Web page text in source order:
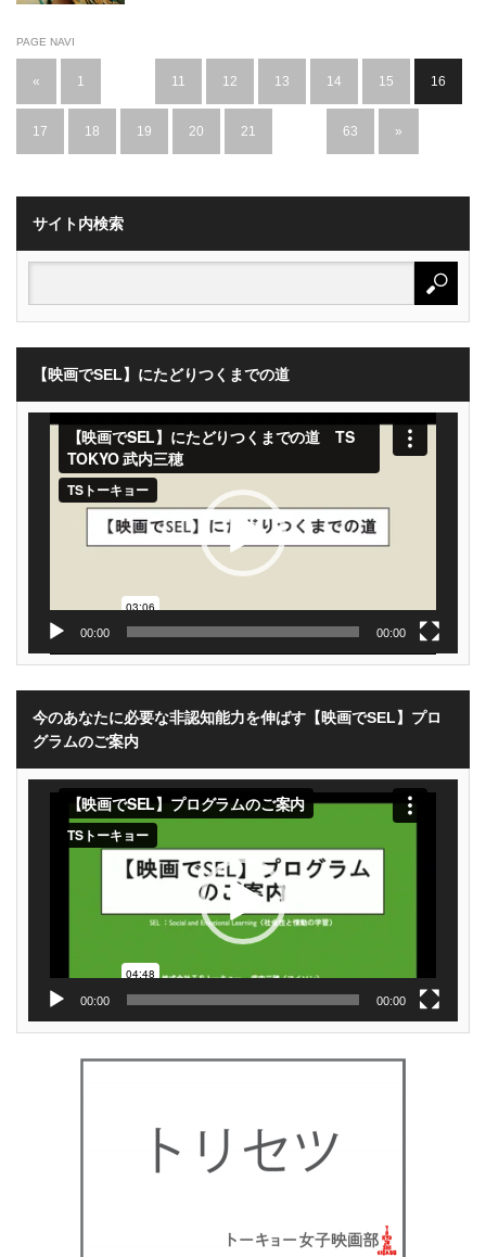
PAGE NAVI
« 1 11 12 13 14 15 16
17 18 19 20 21 63 »
サイト内検索
【映画でSEL】にたどりつくまでの道
動
00:00 00:00
今のあなたに必要な非認知能力を伸ばす【映画でSEL】プロ
グラムのご案内
00:00 00:00